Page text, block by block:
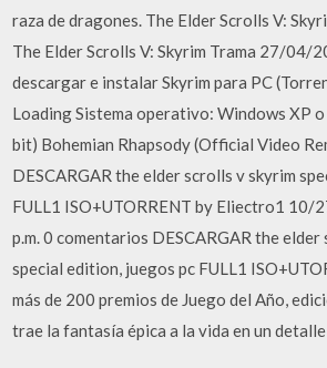
raza de dragones. The Elder Scrolls V:
The Elder Scrolls V: Skyrim Trama 27/04/
descargar e instalar Skyrim para PC
Loading Sistema operativo: Windows XP
bit) Bohemian Rhapsody (Official Video
DESCARGAR the elder scrolls v skyrim
FULL1 ISO+UTORRENT by Eliectro1
p.m. 0 comentarios DESCARGAR the
special edition, juegos pc FULL1
más de 200 premios de Juego del Año,
trae la fantasía épica a la vida en un